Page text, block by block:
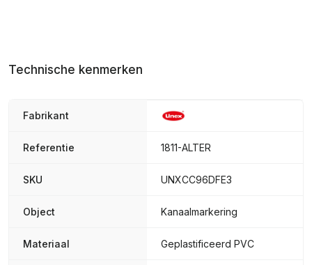
Technische kenmerken
Fabrikant
Referentie 1811-ALTER
SKU UNXCC96DFE3
Object Kanaalmarkering
Materiaal Geplastificeerd PVC